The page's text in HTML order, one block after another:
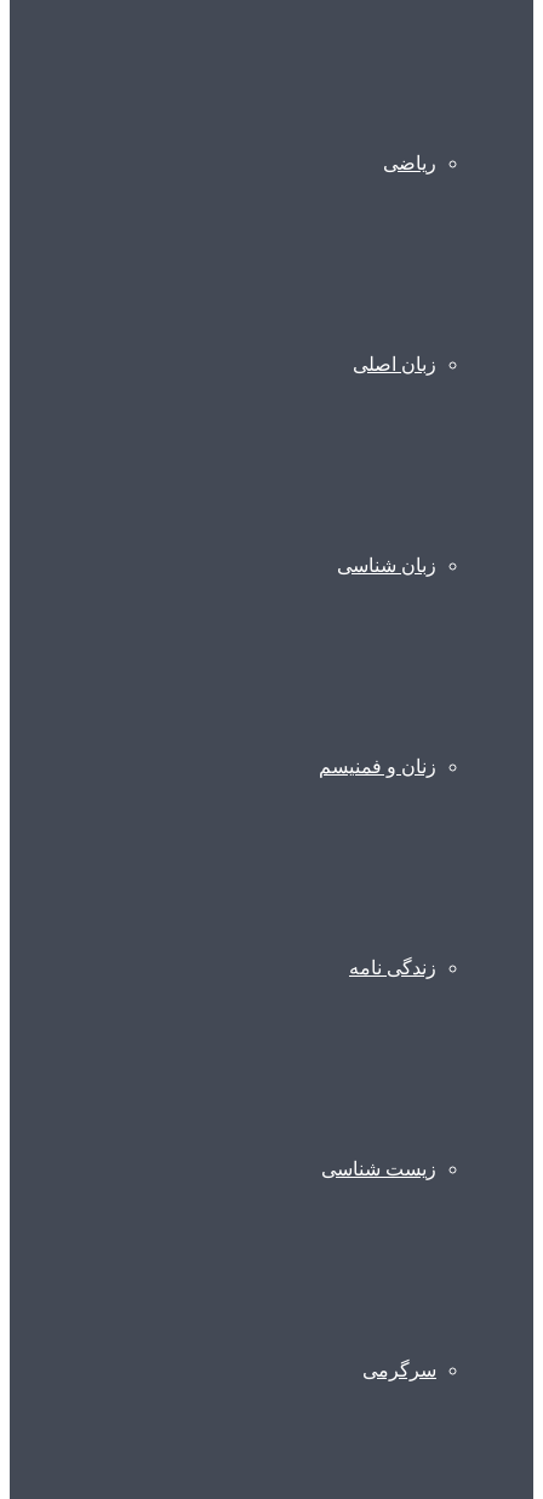
ریاضی
زبان اصلی
زبان شناسی
زنان و فمنیسم
زندگی نامه
زیست شناسی
سرگرمی